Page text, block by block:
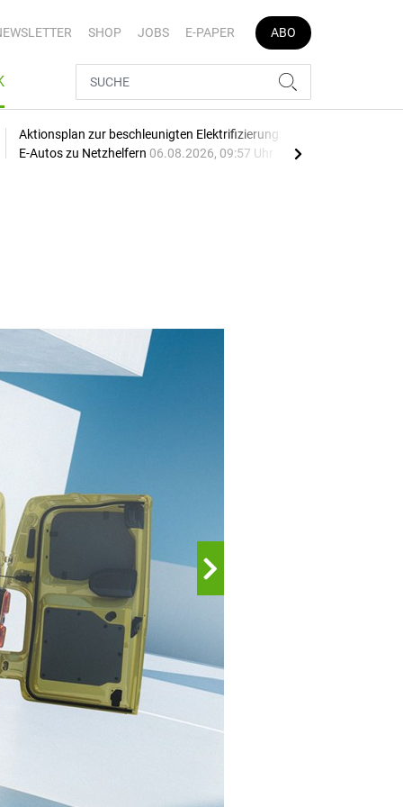
SHOP JOBS E-PAPER ABO
Aktionsplan zur beschleunigten Elektrifizierung: EU macht
E-Autos zu Netzhelfern 06.08.2026, 09:57 Uhr